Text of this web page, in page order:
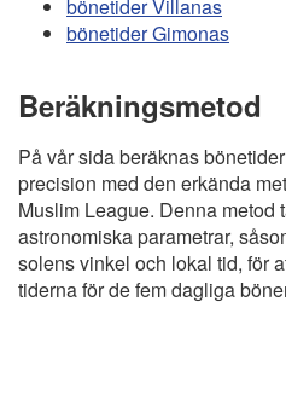
bönetider Villanas
bönetider Gimonas
Beräkningsmetod
På vår sida beräknas
precision med den erkända
Muslim League. Denna metod
astronomiska parametrar,
solens vinkel och lokal tid, för
tiderna för de fem dagliga